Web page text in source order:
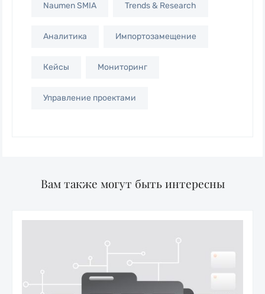
Naumen SMIA Trends & Research
Аналитика Импортозамещение
Кейсы Мониторинг
Управление проектами
Вам также могут быть интересны